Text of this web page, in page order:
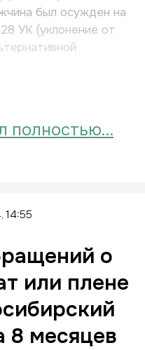
был осужден на
УК (уклонение от
полностью…
14:55
о
или плене
8 месяцев